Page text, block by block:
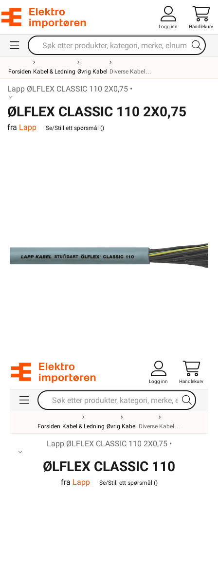
Logg inn Handlekurv
Forsiden Kabel & Ledning Øvrig Kabel Diverse Kabel
Lapp ØLFLEX CLASSIC 110 2X0,75 •
ØLFLEX CLASSIC 110 2X0,75
fra Lapp Se/Still ett spørsmål ()
Logg inn Handlekurv
Forsiden Kabel & Ledning Øvrig Kabel Diverse Kabel
Lapp ØLFLEX CLASSIC 110 2X0,75 •
ØLFLEX CLASSIC 110
2X0,75
fra Lapp Se/Still ett spørsmål ()